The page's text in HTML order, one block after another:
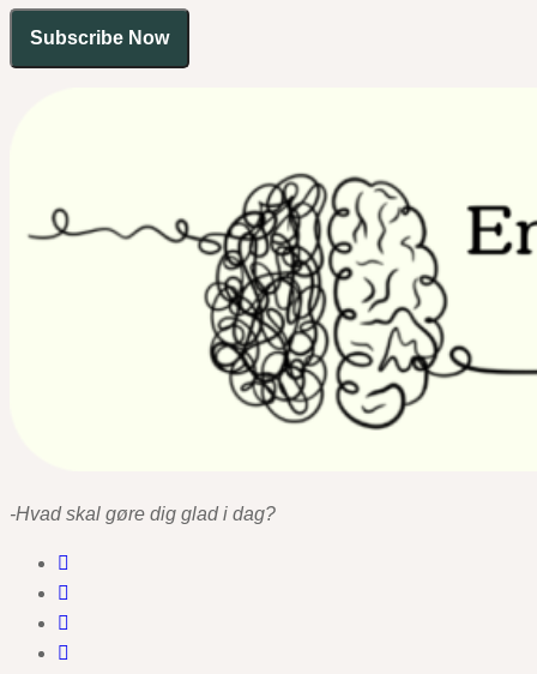
-Hvad skal gøre dig glad i dag?